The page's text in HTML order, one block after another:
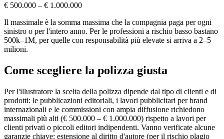
€ 500.000 – € 1.000.000
Il massimale è la somma massima che la compagnia paga per ogni
sinistro o per l'intero anno. Per le professioni a rischio basso bastano
500k–1M, per quelle con responsabilità più elevate si arriva a 2–5
milioni.
Come scegliere la polizza giusta
Per l'illustratore la scelta della polizza dipende dal tipo di clienti e di
prodotti: le pubblicazioni editoriali, i lavori pubblicitari per brand
internazionali e le commissioni con ampia diffusione richiedono
massimali più alti (€ 500.000 – € 1.000.000) rispetto a lavori per
clienti privati o piccoli editori indipendenti. Vanno verificate alcune
garanzie chiave: estensione al diritto d'autore (per il rischio plagio